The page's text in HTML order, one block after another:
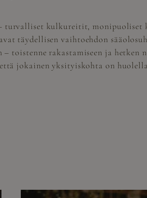
turvalliset kulkureitit,
täydellisen vaihtoehdon
rakastamiseen ja hetken
jokainen yksityiskohta on